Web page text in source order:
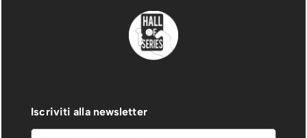
Iscriviti alla newsletter